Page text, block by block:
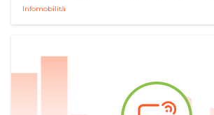
Infomobilità